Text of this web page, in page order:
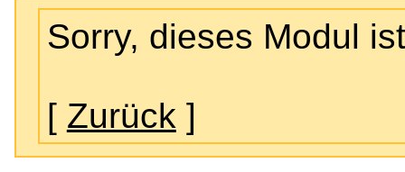
Sorry, dieses Modul
[ Zurück ]